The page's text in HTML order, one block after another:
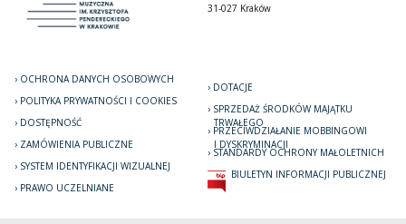
31-027 Kraków
OCHRONA DANYCH OSOBOWYCH
POLITYKA PRYWATNOŚCI I COOKIES
DOSTĘPNOŚĆ
ZAMÓWIENIA PUBLICZNE
SYSTEM IDENTYFIKACJI WIZUALNEJ
PRAWO UCZELNIANE
DOTACJE
SPRZEDAŻ ŚRODKÓW MAJĄTKU
TRWAŁEGO
PRZECIWDZIAŁANIE MOBBINGOWI
I DYSKRYMINACJI
STANDARDY OCHRONY MAŁOLETNICH
BIULETYN INFORMACJI PUBLICZNEJ